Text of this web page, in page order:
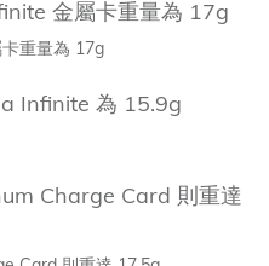
重量為 17g